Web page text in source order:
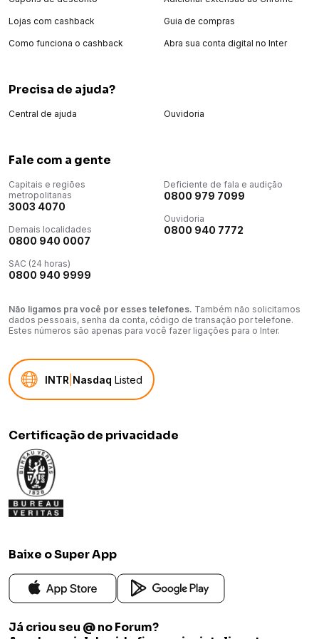
Charging cable: Sim Power bank: Sim À prova de respingos
recarregável: Sim Bluetooth: Sim
Lojas com cashback
Como funciona o cashback
Guia de compras
Abra sua conta digital no Inter
Precisa de ajuda?
Central de ajuda Ouvidoria
Fale com a gente
Capitais e regiões
metropolitanas
3003 4070
Demais localidades
0800 940 0007
SAC (24 horas)
0800 940 9999
Deficiente de fala e audição
0800 979 7099
Ouvidoria
0800 940 7772
Não ligamos pra você por esses telefones. Também não solicitamos
dados pessoais, senha da conta, código de transação por telefone.
Estes números são apenas para você fazer ligações para o Inter.
INTR Nasdaq Listed
Certificação de privacidade
Baixe o Super App
Já criou seu @ no Forum?